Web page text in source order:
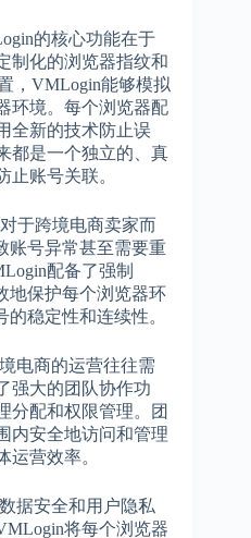
的核心功能在于
制化的浏览器指纹和
，VMLogin能够模拟
环境。每个浏览器配
全新的技术防止误
都是一个独立的、真
止账号关联。
对于跨境电商卖家而
账号异常甚至需要重
配备了强制
地保护每个浏览器环
稳定性和连续性。
电商的运营往往需
强大的团队协作功
分配和权限管理。团
内安全地访问和管理
运营效率。
数据安全和用户隐私
将每个浏览器